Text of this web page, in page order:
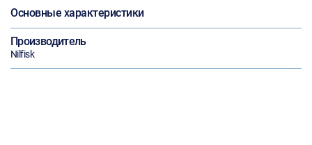
Основные характеристики
Производитель
Nilfisk